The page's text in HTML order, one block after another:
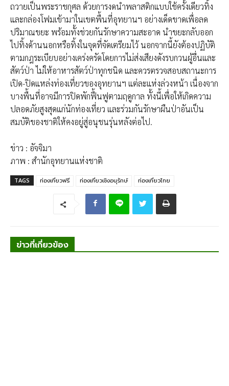
ถวายเป็นพระราชกุศล ด้วยการงดนำพลาสติกแบบใช้ครั้งเดียวทิ้ง
และกล่องโฟมเข้ามาในเขตพื้นที่อุทยานฯ อย่างเด็ดขาดเพื่อลด
ปริมาณขยะ พร้อมทั้งช่วยกันรักษาความสะอาด นำขยะกลับออก
ไปทิ้งด้านนอกหรือทิ้งในจุดที่จัดเตรียมไว้ นอกจากนี้ยังต้องปฏิบัติ
ตามกฎระเบียบอย่างเคร่งครัดโดยการไม่ส่งเสียงดังรบกวนผู้อื่นและ
สัตว์ป่า ไม่ให้อาหารสัตว์ป่าทุกชนิด และควรตรวจสอบสถานะการ
เปิด-ปิดแหล่งท่องเที่ยวของอุทยานฯ แต่ละแห่งล่วงหน้า เนื่องจาก
บางพื้นที่อาจมีการปิดพักฟื้นฟูตามฤดูกาล ทั้งนี้เพื่อให้เกิดความ
ปลอดภัยสูงสุดแก่นักท่องเที่ยว และร่วมกันรักษาผืนป่าอันเป็น
สมบัติของชาติให้คงอยู่สู่อนุชนรุ่นหลังต่อไป.
ข่าว : อัจจิมา
ภาพ : สำนักอุทยานแห่งชาติ
TAGS ท่องเที่ยวฟรี ท่องเที่ยวเชิงอนุรักษ์ ท่องเที่ยวไทย
ข่าวที่เกี่ยวข้อง